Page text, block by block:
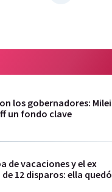
los gobernadores: Milei
un fondo clave
de vacaciones y el ex
12 disparos: ella quedó